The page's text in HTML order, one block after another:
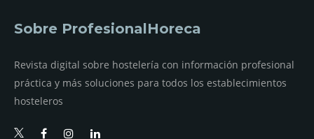
Sobre ProfesionalHoreca
Revista digital sobre hostelería con información profesional
práctica y más soluciones para todos los establecimientos
hosteleros